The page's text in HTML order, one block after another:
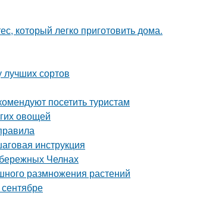
который легко приготовить дома.
сортов
посетить туристам
овощей
инструкция
Челнах
размножения растений